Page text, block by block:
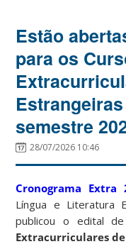
Estão
para os
semestre
28/07/2026 10:46
Cronograma Extra
Língua e Literatura
publicou o edital
Extracurriculares